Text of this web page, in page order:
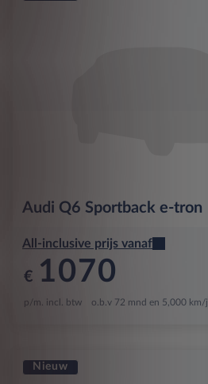
Audi Q6 Sportback e-tron
All-inclusive prijs vanaf
€ 1070
p/m. incl. btw o.b.v 72 mnd en 5,000 km/j
Nieuw